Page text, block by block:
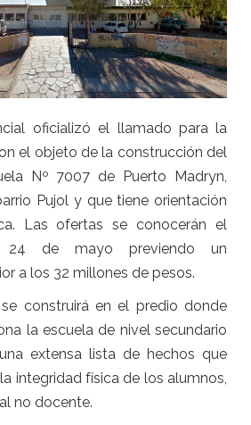
oficializó el llamado para la
el objeto de la construcción del
Nº 7007 de Puerto Madryn,
Pujol y que tiene orientación
Las ofertas se conocerán el
24 de mayo previendo un
a los 32 millones de pesos.
construirá en el predio donde
la escuela de nivel secundario
extensa lista de hechos que
integridad física de los alumnos,
no docente.